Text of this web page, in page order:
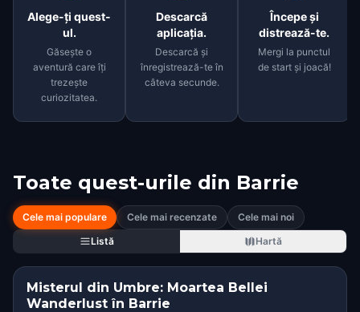
Alege-ți quest-
ul.
Găsește o
aventură care îți
trezește
curiozitatea.
Descarcă
aplicația.
Descarcă și
înregistrează-te în
câteva secunde.
Începe și
distrează-te.
Mergi la punctul
de start și joacă!
Toate quest-urile din Barrie
Cele mai populare Cele mai recenzate
Cele mai noi
Listă
Hartă
Misterul din Umbre: Moartea Bellei
Wanderlust în Barrie